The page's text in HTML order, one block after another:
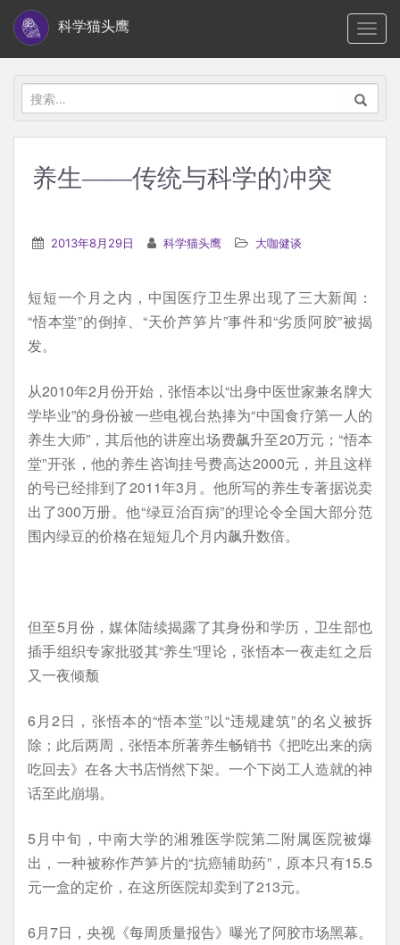
i
科学猫头鹰
搜
索：
养生——传统与科学的冲突
2013年8月29日 科学猫头鹰 大咖健谈
短短一个月之内，中国医疗卫生界出现了三大新闻：
“悟本堂”的倒掉、“天价芦笋片”事件和“劣质阿胶”被揭
发。
从2010年2月份开始，张悟本以“出身中医世家兼名牌大
学毕业”的身份被一些电视台热捧为“中国食疗第一人的
养生大师”，其后他的讲座出场费飙升至20万元；“悟本
堂”开张，他的养生咨询挂号费高达2000元，并且这样
的号已经排到了2011年3月。他所写的养生专著据说卖
出了300万册。他“绿豆治百病”的理论令全国大部分范
围内绿豆的价格在短短几个月内飙升数倍。
但至5月份，媒体陆续揭露了其身份和学历，卫生部也
插手组织专家批驳其“养生”理论，张悟本一夜走红之后
又一夜倾颓
6月2日，张悟本的“悟本堂”以“违规建筑”的名义被拆
除；此后两周，张悟本所著养生畅销书《把吃出来的病
吃回去》在各大书店悄然下架。一个下岗工人造就的神
话至此崩塌。
5月中旬，中南大学的湘雅医学院第二附属医院被爆
出，一种被称作芦笋片的“抗癌辅助药”，原本只有15.5
元一盒的定价，在这所医院却卖到了213元。
6月7日，央视《每周质量报告》曝光了阿胶市场黑幕。